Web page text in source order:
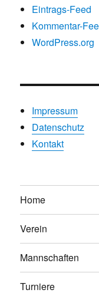
Eintrags-Feed
Kommentar-
WordPress.org
Impressum
Datenschutz
Kontakt
Home
Verein
Mannschaften
Turniere